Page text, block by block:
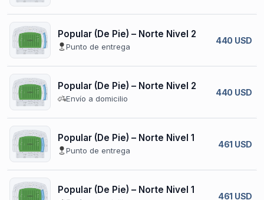
Popular (De Pie) – Norte Nivel 2
Punto de entrega
440 USD
Popular (De Pie) – Norte Nivel 2
Envío a domicilio
440 USD
Popular (De Pie) – Norte Nivel 1
Punto de entrega
461 USD
Popular (De Pie) – Norte Nivel 1
461 USD